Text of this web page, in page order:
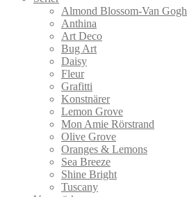
Almond Blossom-Van Gogh
Anthina
Art Deco
Bug Art
Daisy
Fleur
Grafitti
Konstnärer
Lemon Grove
Mon Amie Rörstrand
Olive Grove
Oranges & Lemons
Sea Breeze
Shine Bright
Tuscany